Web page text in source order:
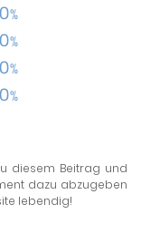
0%
0%
0%
0%
diesem Beitrag und
dazu abzugeben
lebendig!